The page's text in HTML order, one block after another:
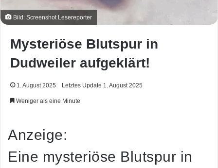
Bild: Screenshot Lesereporter
Mysteriöse Blutspur in
Dudweiler aufgeklärt!
1. August 2025 Letztes Update 1. August 2025
Weniger als eine Minute
Anzeige:
Eine mysteriöse Blutspur in